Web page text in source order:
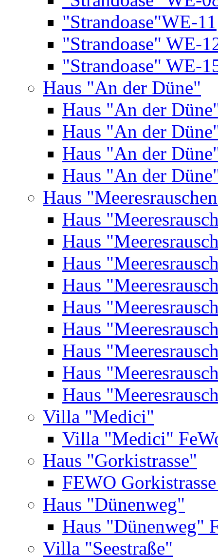
"Strandoase"WE-11
"Strandoase" WE-
"Strandoase" WE-
Haus "An der Düne"
Haus "An der
Haus "An der
Haus "An der
Haus "An der
Haus
Haus
Haus
Haus
Haus
Haus
Haus
Haus
Haus
Haus
Villa "Medici"
Villa "Medici"
Haus "Gorkistrasse"
FEWO
Haus "Dünenweg"
Haus "Dünenweg"
Villa "Seestraße"